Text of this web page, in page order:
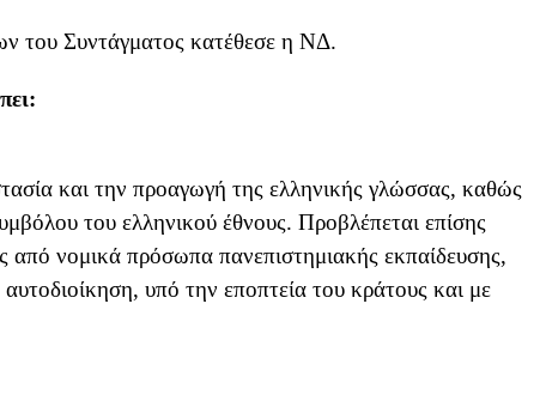
του Συντάγματος κατέθεσε η ΝΔ.
και την προαγωγή της ελληνικής γλώσσας, καθώς
του ελληνικού έθνους. Προβλέπεται επίσης
από νομικά πρόσωπα πανεπιστημιακής εκπαίδευσης,
υπό την εποπτεία του κράτους και με